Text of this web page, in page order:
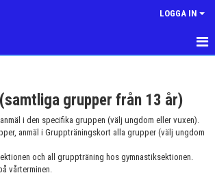
LOGGA IN
grupper från 13 år)
i den specifika gruppen (välj ungdom eller vuxen).
anmäl i Gruppträningskort alla grupper (välj ungdom
och all gruppträning hos gymnastiksektionen.
vårterminen.